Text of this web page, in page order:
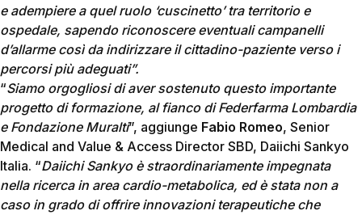
e adempiere a quel ruolo ‘cuscinetto’ tra territorio e
ospedale, sapendo riconoscere eventuali campanelli
d’allarme così da indirizzare il cittadino-paziente verso i
percorsi più adeguati”.
“Siamo orgogliosi di aver sostenuto questo importante
progetto di formazione, al fianco di Federfarma Lombardia
e Fondazione Muralti”, aggiunge Fabio Romeo, Senior
Medical and Value & Access Director SBD, Daiichi Sankyo
Italia. “Daiichi Sankyo è straordinariamente impegnata
nella ricerca in area cardio-metabolica, ed è stata non a
caso in grado di offrire innovazioni terapeutiche che